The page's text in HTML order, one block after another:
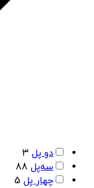
دو پل 3
سه‌پل 88
چهار پل 5